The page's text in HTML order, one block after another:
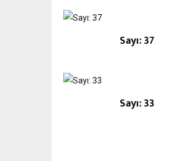
Sayı: 37
Sayı: 33